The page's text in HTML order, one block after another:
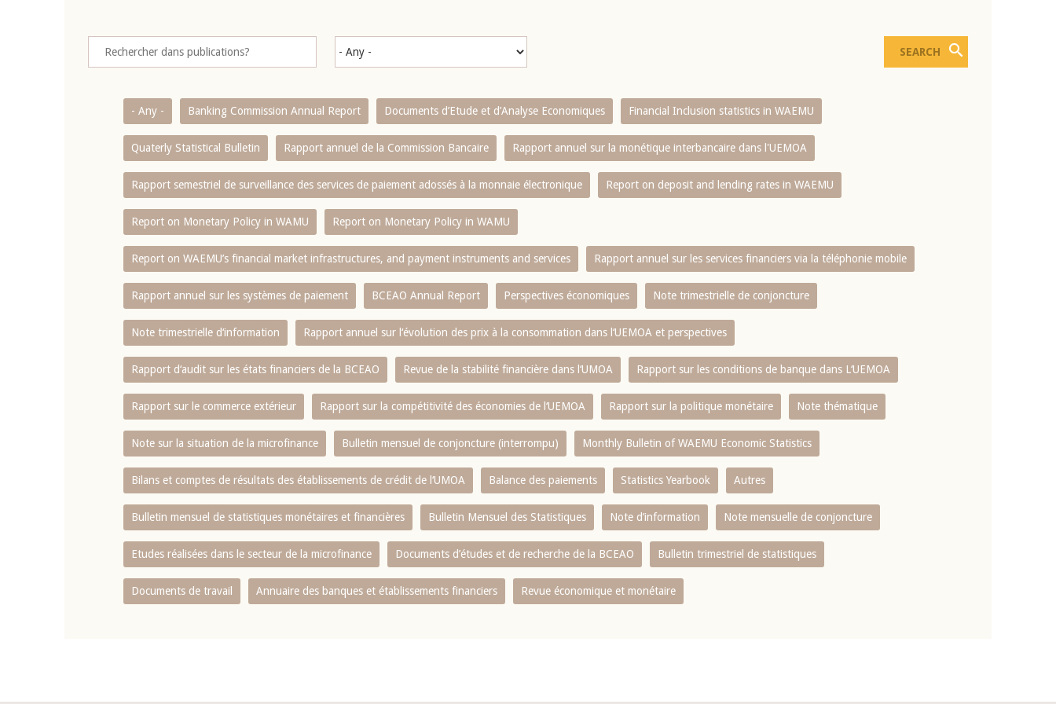
- Any - Banking Commission Annual Report Documents d’Etude et d’Analyse Economiques Financial Inclusion statistics in WAEMU
Quaterly Statistical Bulletin Rapport annuel de la Commission Bancaire Rapport annuel sur la monétique interbancaire dans l'UEMOA
Rapport semestriel de surveillance des services de paiement adossés à la monnaie électronique Report on deposit and lending rates in WAEMU
Report on Monetary Policy in WAMU Report on Monetary Policy in WAMU
Report on WAEMU’s financial market infrastructures, and payment instruments and services Rapport annuel sur les services financiers via la téléphonie mobile
Rapport annuel sur les systèmes de paiement BCEAO Annual Report Perspectives économiques Note trimestrielle de conjoncture
Note trimestrielle d‘information Rapport annuel sur l‘évolution des prix à la consommation dans l‘UEMOA et perspectives
Rapport d‘audit sur les états financiers de la BCEAO Revue de la stabilité financière dans l‘UMOA Rapport sur les conditions de banque dans L‘UEMOA
Rapport sur le commerce extérieur Rapport sur la compétitivité des économies de l‘UEMOA Rapport sur la politique monétaire Note thématique
Note sur la situation de la microfinance Bulletin mensuel de conjoncture (interrompu) Monthly Bulletin of WAEMU Economic Statistics
Bilans et comptes de résultats des établissements de crédit de l‘UMOA Balance des paiements Statistics Yearbook Autres
Bulletin mensuel de statistiques monétaires et financières Bulletin Mensuel des Statistiques Note d’information Note mensuelle de conjoncture
Etudes réalisées dans le secteur de la microfinance Documents d’études et de recherche de la BCEAO Bulletin trimestriel de statistiques
Documents de travail Annuaire des banques et établissements financiers Revue économique et monétaire